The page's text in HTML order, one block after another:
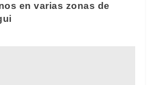
en varias zonas de